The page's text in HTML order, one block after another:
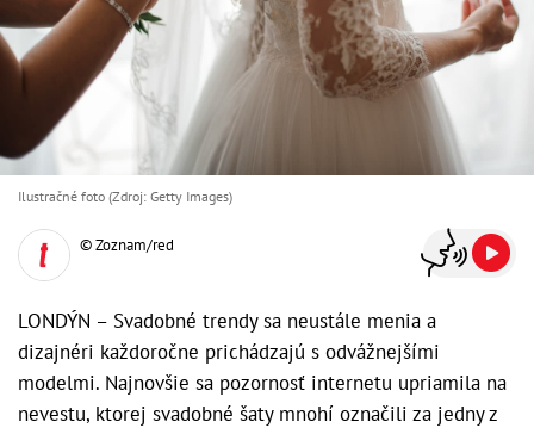
Ilustračné foto (Zdroj: Getty Images)
© Zoznam/red
LONDÝN – Svadobné trendy sa neustále menia a
dizajnéri každoročne prichádzajú s odvážnejšími
modelmi. Najnovšie sa pozornosť internetu upriamila na
nevestu, ktorej svadobné šaty mnohí označili za jedny z